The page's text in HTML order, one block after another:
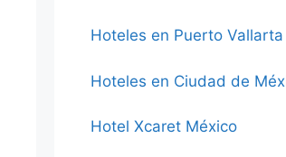
Hoteles en Puerto Vallarta
Hoteles en Ciudad de
Hotel Xcaret México